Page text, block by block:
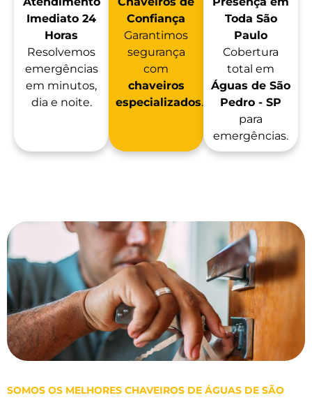
Imediato 24
Horas
Resolvemos
emergências
em minutos,
dia e noite.
Confiança
Garantimos
segurança
com
chaveiros
especializados.
Toda São
Paulo
Cobertura
total em
Águas de São
Pedro - SP
para
emergências.
SOMOS OS MELHORES CHAVEIROS DE ÁGUAS DE SÃO